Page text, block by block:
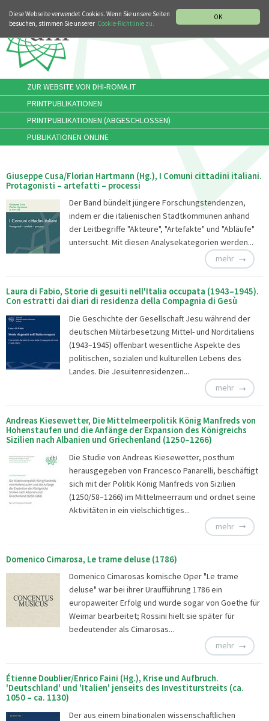
OK
Diese Webseite verwendet Cookies. Wenn Sie unsere Seiten
besuchen, stimmen Sie unserer Cookie-Richtlinie zu.
ZUR WEBSITE VON DHI-ROMA.IT
PRINTPUBLIKATIONEN
PRINTPUBLIKATIONEN (ABGESCHLOSSEN)
PUBLIKATIONEN ONLINE
Giuseppe Cusa/Florian Hartmann (Hg.), I Comuni cittadini italiani.
Protagonisti – artefatti – processi
Der Band bündelt jüngere Forschungstendenzen,
indem er die italienischen Stadtkommunen anhand
der Leitbegriffe "Akteure", "Artefakte" und "Abläufe"
untersucht. Mit diesen Analysekategorien werden...
mehr
Laura di Fabio, Storie di gesuiti nell'Italia occupata (1943–1945).
Con estratti dai diari di residenza della Compagnia di Gesù
Die Geschichte der Gesellschaft Jesu während der
deutschen Militärbesetzung Mittel- und Norditaliens
(1943–1945) offenbart wesentliche Aspekte des
politischen, sozialen und kulturellen Lebens des
Landes. Die Jesuitenresidenzen...
mehr
Andreas Kiesewetter, Die Mittelmeerpolitik König Manfreds von
Hohenstaufen und die Anfänge der Expansion des Königreichs
Sizilien nach Albanien und Griechenland (1250–1266)
Die Studie von Andreas Kiesewetter, posthum
herausgegeben von Francesco Panarelli, beschäftigt
sich mit der Politik König Manfreds von Sizilien
(1250/58–1266) im Mittelmeerraum und ordnet seine
Aktivitäten in ein vielschichtiges...
mehr
Domenico Cimarosa, Le trame deluse (1786)
Domenico Cimarosas komische Oper "Le trame
deluse" war bei ihrer Uraufführung 1786 ein
europaweiter Erfolg und wurde sogar von Goethe für
Weimar bearbeitet; Rossini hielt sie später für
bedeutender als Cimarosas...
mehr
Étienne Doublier/Enrico Faini (Hg.), Krise und Aufbruch.
'Deutschland' und 'Italien' jenseits des Investiturstreits (ca.
1050 – ca. 1130)
Der aus einem binationalen wissenschaftlichen